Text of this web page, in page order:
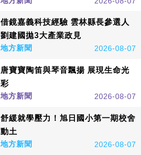
借鏡嘉義科技經驗 雲林縣長參選人
劉建國拋3大產業政見
地方新聞
2026-08-07
唐寶寶陶笛與琴音飄揚 展現生命光
彩
地方新聞
2026-08-07
舒緩就學壓力！旭日國小第一期校舍
動土
地方新聞
2026-08-07